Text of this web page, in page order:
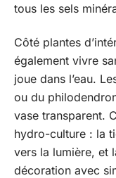
tous les sels
Côté plantes
également vivre
joue dans l’eau.
ou du
vase transparent.
hydro-culture : la
vers la lumière, et
décoration avec